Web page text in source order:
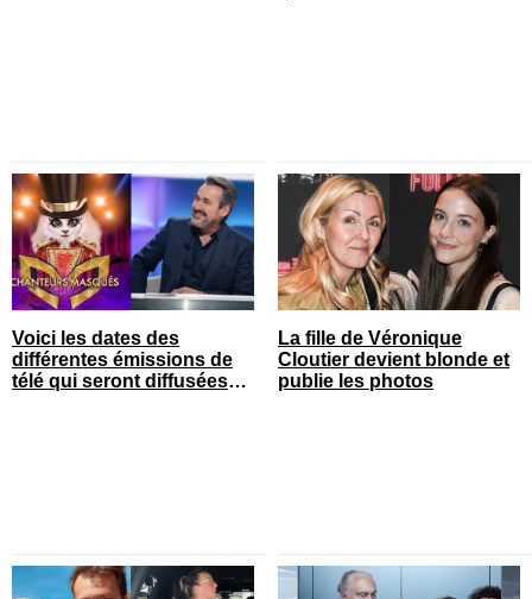
Voici les dates des
différentes émissions de
télé qui seront diffusées
La fille de Véronique
Cloutier devient blonde et
publie les photos